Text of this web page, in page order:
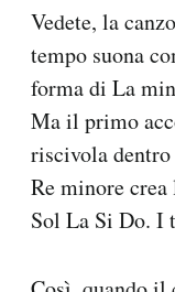
Vedete, la
tempo suona
forma di La
Ma il primo
riscivola dentro
Re minore crea
Sol La Si Do. I